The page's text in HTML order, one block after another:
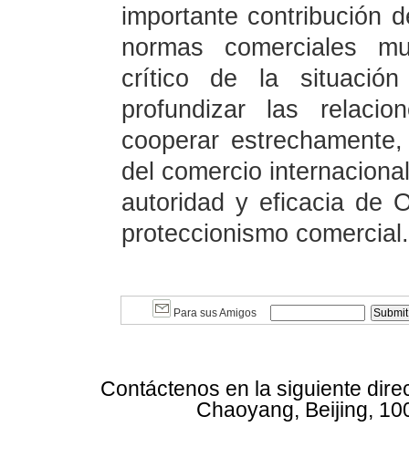
importante contribución
normas comerciales
crítico de la situación
profundizar las
cooperar
del comercio
autoridad y eficacia de
proteccionismo comercial.
Para sus Amigos
Contáctenos en la siguiente
Chaoyang, Beijing,